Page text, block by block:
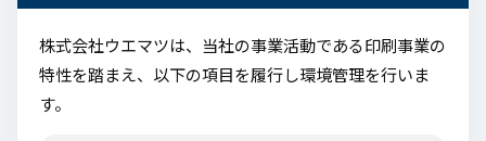
株式会社ウエマツは、当社の事業活動である印刷事業の
特性を踏まえ、以下の項目を履行し環境管理を行いま
す。